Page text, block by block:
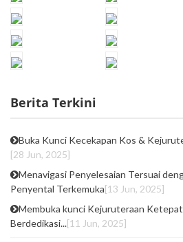
Berita Terkini
Buka Kunci Kecekapan Kos &
[28 Jun, 2025]
Menavigasi Penyelesaian Tersuai
Penyental Terkemuka[13 Jun, 2025]
Membuka kunci Kejuruteraan
Berdedikasi...[11 Jun, 2025]